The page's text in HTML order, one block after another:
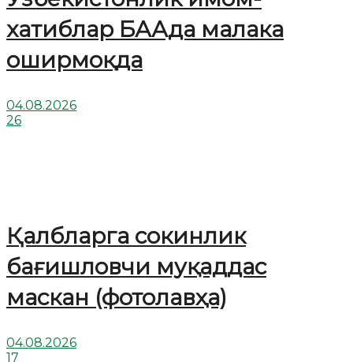
хатиблар БААда малака
оширмоқда
04.08.2026
26
Қалбларга сокинлик
бағишловчи муқаддас
маскан (фотолавҳа)
04.08.2026
17